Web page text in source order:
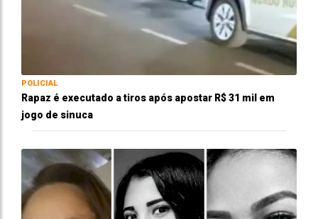
POLICIAL
Rapaz é executado a tiros após apostar R$ 31 mil em
jogo de sinuca